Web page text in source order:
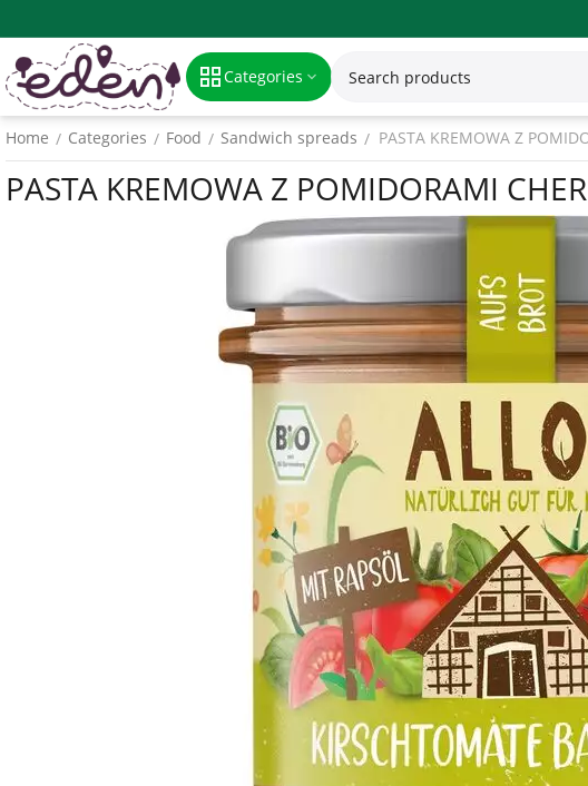
Categories
Home / Categories / Food / Sandwich spreads / PASTA KREMOWA Z
PASTA KREMOWA Z POMIDORAMI